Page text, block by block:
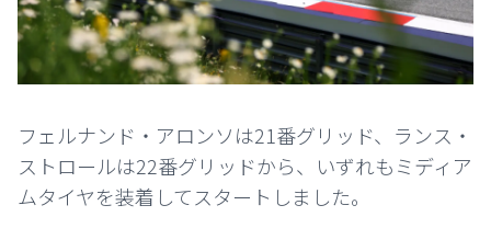
フェルナンド・アロンソは21番グリッド、ランス・
ストロールは22番グリッドから、いずれもミディア
ムタイヤを装着してスタートしました。